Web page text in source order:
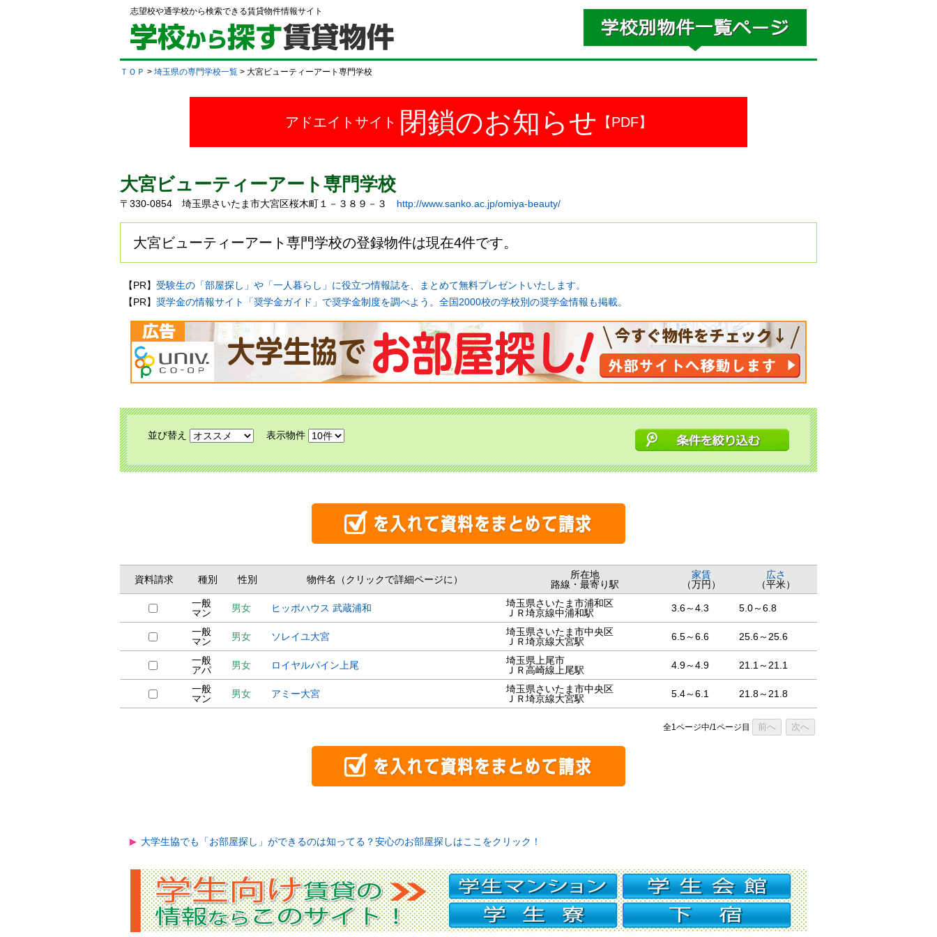
志望校や通学校から検索できる賃貸物件情報サイト
ＴＯＰ > 埼玉県の専門学校一覧 > 大宮ビューティーアート専門学校
アドエイトサイト 閉鎖のお知らせ 【PDF】
大宮ビューティーアート専門学校
〒330-0854 埼玉県さいたま市大宮区桜木町１－３８９－３ http://www.sanko.ac.jp/omiya-beauty/
大宮ビューティーアート専門学校の登録物件は現在4件です。
【PR】 受験生の「部屋探し」や「一人暮らし」に役立つ情報誌を、まとめて無料プレゼントいたします。
【PR】 奨学金の情報サイト「奨学金ガイド」で奨学金制度を調べよう。全国2000校の学校別の奨学金情報も掲載。
並び替え 表示物件
資料請求 種別 性別 物件名（クリックで詳細ページに）
所在地
路線・最寄り駅
家賃
（万円）
広さ
（平米）
一般
マン
男女 ヒッポハウス 武蔵浦和
埼玉県さいたま市浦和区
ＪＲ埼京線中浦和駅
3.6～4.3 5.0～6.8
一般
マン
男女 ソレイユ大宮
埼玉県さいたま市中央区
ＪＲ埼京線大宮駅
6.5～6.6 25.6～25.6
一般
アパ
男女 ロイヤルパイン上尾
埼玉県上尾市
ＪＲ高崎線上尾駅
4.9～4.9 21.1～21.1
一般
マン
男女 アミー大宮
埼玉県さいたま市中央区
ＪＲ埼京線大宮駅
5.4～6.1 21.8～21.8
全1ページ中/1ページ目 前へ 次へ
大学生協でも「お部屋探し」ができるのは知ってる？安心のお部屋探しはここをクリック！